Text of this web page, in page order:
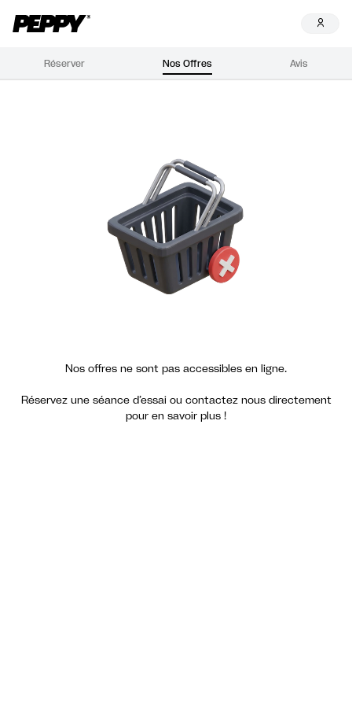
Réserver Nos Offres Avis
Nos offres ne sont pas accessibles en ligne.
Réservez une séance d’essai ou contactez nous directement
pour en savoir plus !